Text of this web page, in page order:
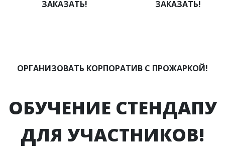
ЗАКАЗАТЬ! ЗАКАЗАТЬ!
ОРГАНИЗОВАТЬ КОРПОРАТИВ С ПРОЖАРКОЙ!
ОБУЧЕНИЕ СТЕНДАПУ
ДЛЯ УЧАСТНИКОВ!